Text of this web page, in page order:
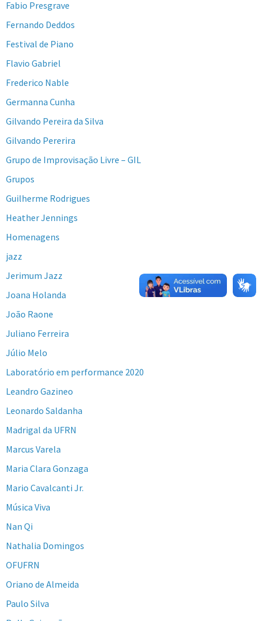
Fabio Presgrave
Fernando Deddos
Festival de Piano
Flavio Gabriel
Frederico Nable
Germanna Cunha
Gilvando Pereira da Silva
Gilvando Pererira
Grupo de Improvisação Livre – GIL
Grupos
Guilherme Rodrigues
Heather Jennings
Homenagens
jazz
Jerimum Jazz
Joana Holanda
João Raone
Juliano Ferreira
Júlio Melo
Laboratório em performance 2020
Leandro Gazineo
Leonardo Saldanha
Madrigal da UFRN
Marcus Varela
Maria Clara Gonzaga
Mario Cavalcanti Jr.
Música Viva
Nan Qi
Nathalia Domingos
OFUFRN
Oriano de Almeida
Paulo Silva